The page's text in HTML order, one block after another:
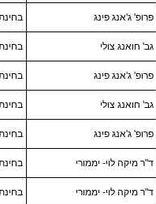
פרופ' ג'אנג פינג
גב' חואנג צולי
פרופ' ג'אנג פינג
גב' חואנג צולי
פרופ' ג'אנג פינג
ד"ר מיקה לוי- יממורי
ד"ר מיקה לוי- יממורי